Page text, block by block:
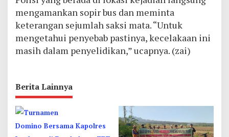
mengamankan sopir bus dan meminta
keterangan sejumlah saksi mata. “Untuk
mengetahui penyebab pastinya, kecelakaan ini
masih dalam penyelidikan,” ucapnya. (zai)
Berita Lainnya